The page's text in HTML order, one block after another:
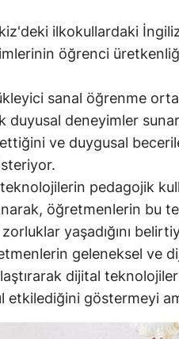
ilkokullardaki
öğrenci üretkenliğini
sanal öğrenme
duyusal deneyimler
ettiğini ve duygusal
pedagojik
öğretmenlerin bu
yaşadığını
geleneksel ve
dijital
etkilediğini göstermeyi